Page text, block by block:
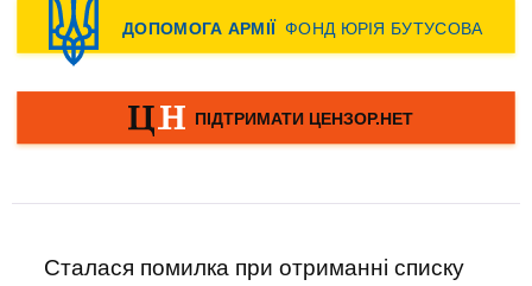
Сталася помилка при отриманні списку